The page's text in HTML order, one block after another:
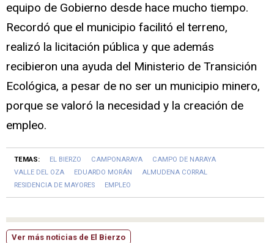
equipo de Gobierno desde hace mucho tiempo.
Recordó que el municipio facilitó el terreno,
realizó la licitación pública y que además
recibieron una ayuda del Ministerio de Transición
Ecológica, a pesar de no ser un municipio minero,
porque se valoró la necesidad y la creación de
empleo.
TEMAS: EL BIERZO CAMPONARAYA
CAMPO DE NARAYA
VALLE DEL OZA
EDUARDO MORÁN
ALMUDENA CORRAL
RESIDENCIA DE MAYORES
EMPLEO
Ver más noticias de El Bierzo